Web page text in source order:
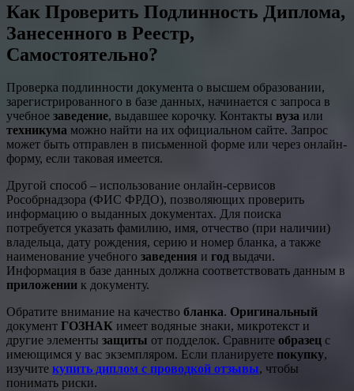
Как Проверить Подлинность Диплома,
Занесенного в Реестр,
Самостоятельно?
Проверка подлинности документа о высшем образовании,
зарегистрированного в базе данных, начинается с запроса в
учебное заведение, выдавшее корочку. Контакты вуза или
техникума можно найти на их официальном сайте. Запрос
может быть отправлен в письменной форме или через онлайн-
форму, если таковая имеется.
Другой способ – использование онлайн-сервисов
Рособрнадзора (ФИС ФРДО), позволяющих проверить
информацию о выданных документах. Для поиска
потребуется указать фамилию, имя, отчество (при наличии)
владельца, дату рождения, серию и номер бланка, а также
наименование учебного заведения и год выдачи.
Информация в базе данных должна соответствовать данным в
приложении к документу.
Обратите внимание на качество бланка. Оригинальный
документ ГОЗНАК имеет водяные знаки, микротекст и
другие элементы защиты от подделок. Сравните образец с
имеющимся у вас экземпляром. Если планируете покупку,
изучите купить диплом с проводкой отзывы, чтобы
понимать риски.